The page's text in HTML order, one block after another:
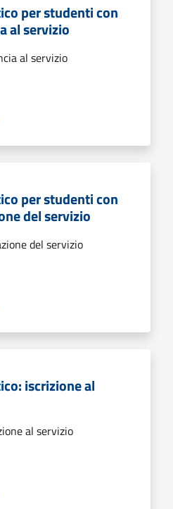
per studenti con
al servizio
al servizio
per studenti con
del servizio
del servizio
iscrizione al
al servizio